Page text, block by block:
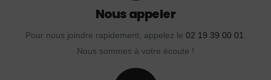
Nous appeler
Pour nous joindre rapidement, appelez le 02 19 39 00 01.
Nous sommes à votre écoute !